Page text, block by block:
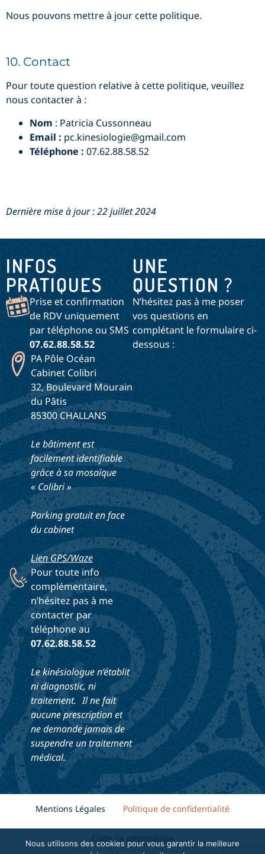
Nous pouvons mettre à jour cette politique.
10. Contact
Pour toute question relative à cette politique, veuillez
nous contacter à :
Nom : Patricia Cussonneau
Email : pc.kinesiologie@gmail.com
Téléphone : 07.62.88.58.52
Dernière mise à jour : 22 juillet 2024
INFOS
PRATIQUES
Prise et confirmation
de RDV uniquement
par téléphone ou SMS
07.62.88.58.52
PA Pôle Océan
Cabinet Colibri
32, Boulevard Mourain
du Pâtis
85300 CHALLANS
Le bâtiment est
facilement identifiable
grâce à sa mosaïque
« Colibri »
Parking gratuit en face
du cabinet
Lien GPS/Waze
Pour toute info
complémentaire,
n’hésitez pas à me
contacter par
téléphone au
07.62.88.58.52
Le kinésiologue n’établit
ni diagnostic, ni
traitement. Il ne fait
aucune prescription et
ne demande jamais de
suspendre un traitement
médical.
UNE
QUESTION ?
N’hésitez pas à me poser
vos questions en
complétant le formulaire ci-
dessous :
Mentions Légales Politique de confidentialité
Code de déontologie
Nous utilisons des cookies pour vous garantir la meilleure